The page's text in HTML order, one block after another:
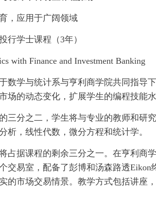
，应用于广阔领域
行学士课程（3年）
with Finance and Investment Banking
数学与统计系与亨利商学院共同指导
场的动态变化，扩展学生的编程技能
三分之二，学生将与专业的教师和研
析，线性代数，微分方程和统计学。
占据课程的剩余三分之一。在亨利商
交易室，配备了彭博和汤森路透
的市场交易情景。教学方式包括讲座